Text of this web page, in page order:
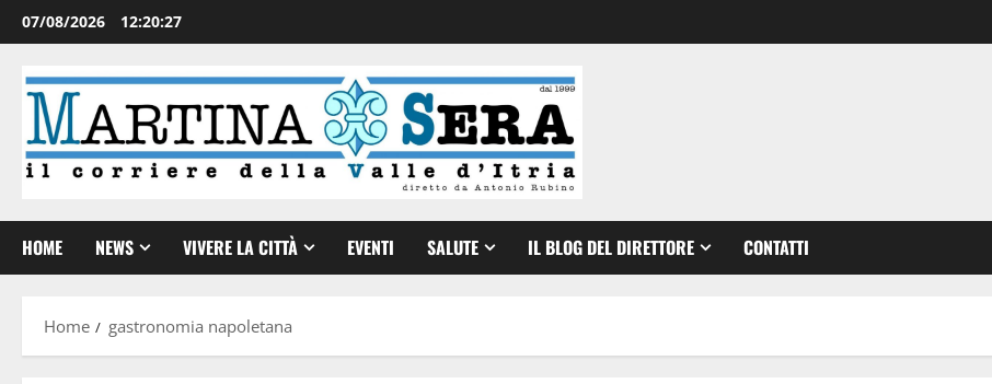
07/08/2026 12:20:28
HOME NEWS VIVERE LA CITTÀ EVENTI SALUTE IL BLOG DEL DIRETTORE CONTATTI
Home gastronomia napoletana